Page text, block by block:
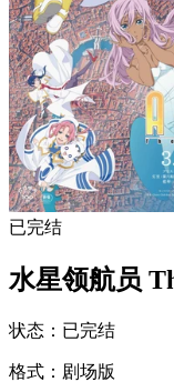
已完结
水星领航员
状态 ： 已完结
格式 ： 剧场版